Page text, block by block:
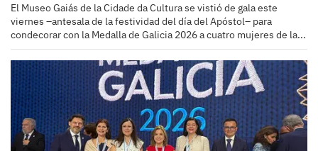
El Museo Gaiás de la Cidade da Cultura se vistió de gala este
viernes –antesala de la festividad del día del Apóstol– para
condecorar con la Medalla de Galicia 2026 a cuatro mujeres de la...